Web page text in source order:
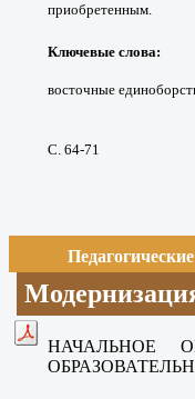
приобретенным.
Ключевые слова:
восточные
С. 64-71
НАЧАЛЬНОЕ